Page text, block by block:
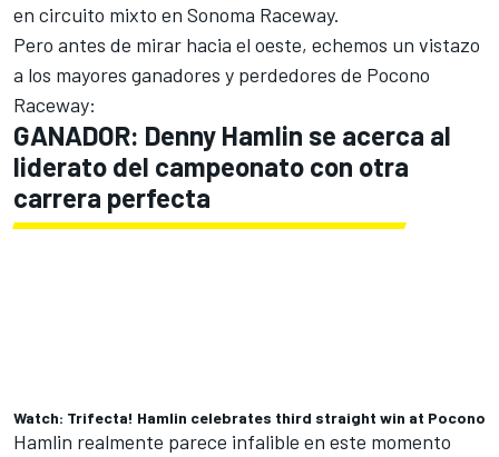
en circuito mixto en Sonoma Raceway.
Pero antes de mirar hacia el oeste, echemos un vistazo
a los mayores ganadores y perdedores de Pocono
Raceway:
GANADOR: Denny Hamlin se acerca al
liderato del campeonato con otra
carrera perfecta
Watch: Trifecta! Hamlin celebrates third straight win at Pocono
Hamlin realmente parece infalible en este momento